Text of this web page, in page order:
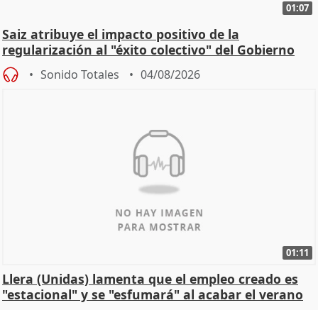
01:07
Saiz atribuye el impacto positivo de la
regularización al "éxito colectivo" del Gobierno
Sonido Totales 04/08/2026
01:11
Llera (Unidas) lamenta que el empleo creado es
"estacional" y se "esfumará" al acabar el verano